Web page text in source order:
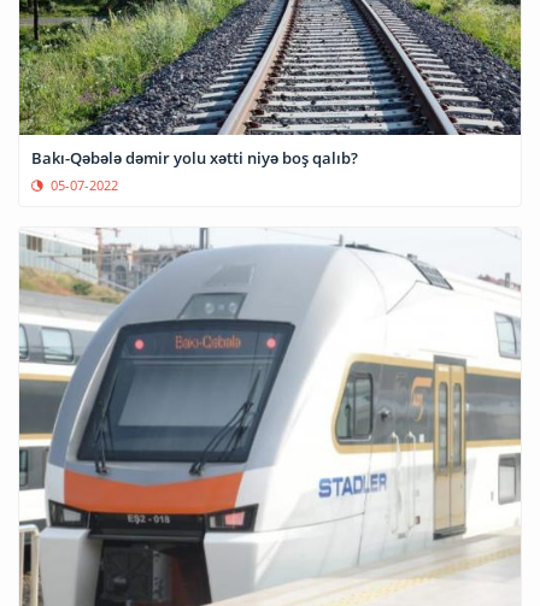
Bakı-Qəbələ dəmir yolu xətti niyə boş qalıb?
05-07-2022